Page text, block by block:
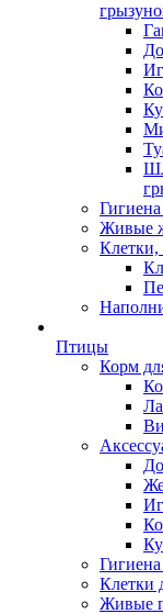
Живые
Клетки,
Птицы
Корм
Клетки
Живые